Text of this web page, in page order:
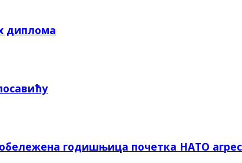
диплома
годишњица почетка НАТО